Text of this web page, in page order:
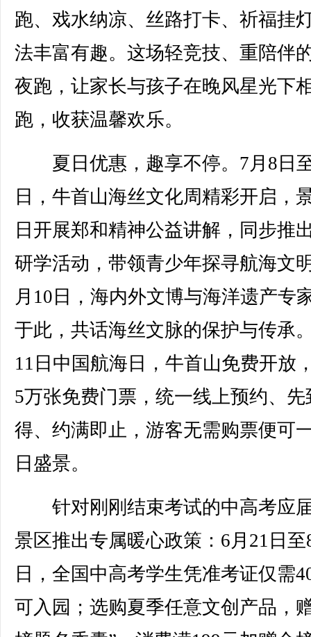
跑、戏水纳凉、丝路打卡、祈福挂
法丰富有趣。这场轻竞技、重陪伴
夜跑，让家长与孩子在晚风星光下
跑，收获温馨欢乐。
夏日优惠，趣享不停。7月8日
日，牛首山海丝文化周精彩开启，
日开展郑和精神公益讲解，同步推
研学活动，带领青少年探寻航海文
月10日，海内外文博与海洋遗产专
于此，共话海丝文脉的保护与传承
11日中国航海日，牛首山免费开放
5万张免费门票，统一线上预约、先
得、约满即止，游客无需购票便可
日盛景。
针对刚刚结束考试的中高考应
景区推出专属暖心政策：6月21日至
日，全国中高考学生凭准考证仅需
可入园；选购夏季任意文创产品，